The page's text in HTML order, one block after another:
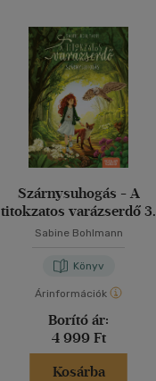
Szárnysuhogás - A
titokzatos varázserdő 3.
Sabine Bohlmann
Könyv
Árinformációk
Borító ár:
4 999 Ft
Kosárba